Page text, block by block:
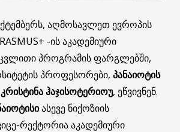
აღმოსავლეთ ევროპის
-ის აკადემიური
პროგრამის ფარგლებში,
პროფესორები, პანაიოტის
კრისტინა ჰაჯისოტერიოუ, ეწვივნენ.
ასევე ნიქოზიის
რექტორია აკადემიური